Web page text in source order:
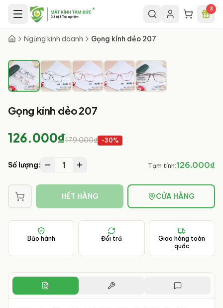
Chuyển đến nội dung chính 3
Ngừng kinh doanh Gọng kính dẻo 207
Gọng kính dẻo 207
126.000₫179.000₫ -30%
Số lượng: 1 Tạm tính:126.000₫
HẾT HÀNG CỬA HÀNG
Bảo hành Đổi trả
Giao hàng toàn
quốc